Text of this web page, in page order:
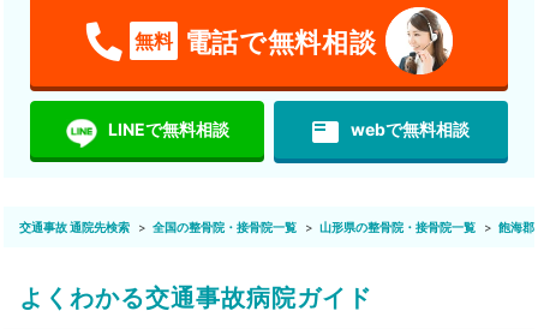
無料 電話で無料相談
LINEで無料相談 featured_play_list webで無料相談
交通事故 通院先検索 全国の整骨院・接骨院一覧 山形県の整骨院・接骨院一覧 飽海郡
よくわかる交通事故病院ガイド